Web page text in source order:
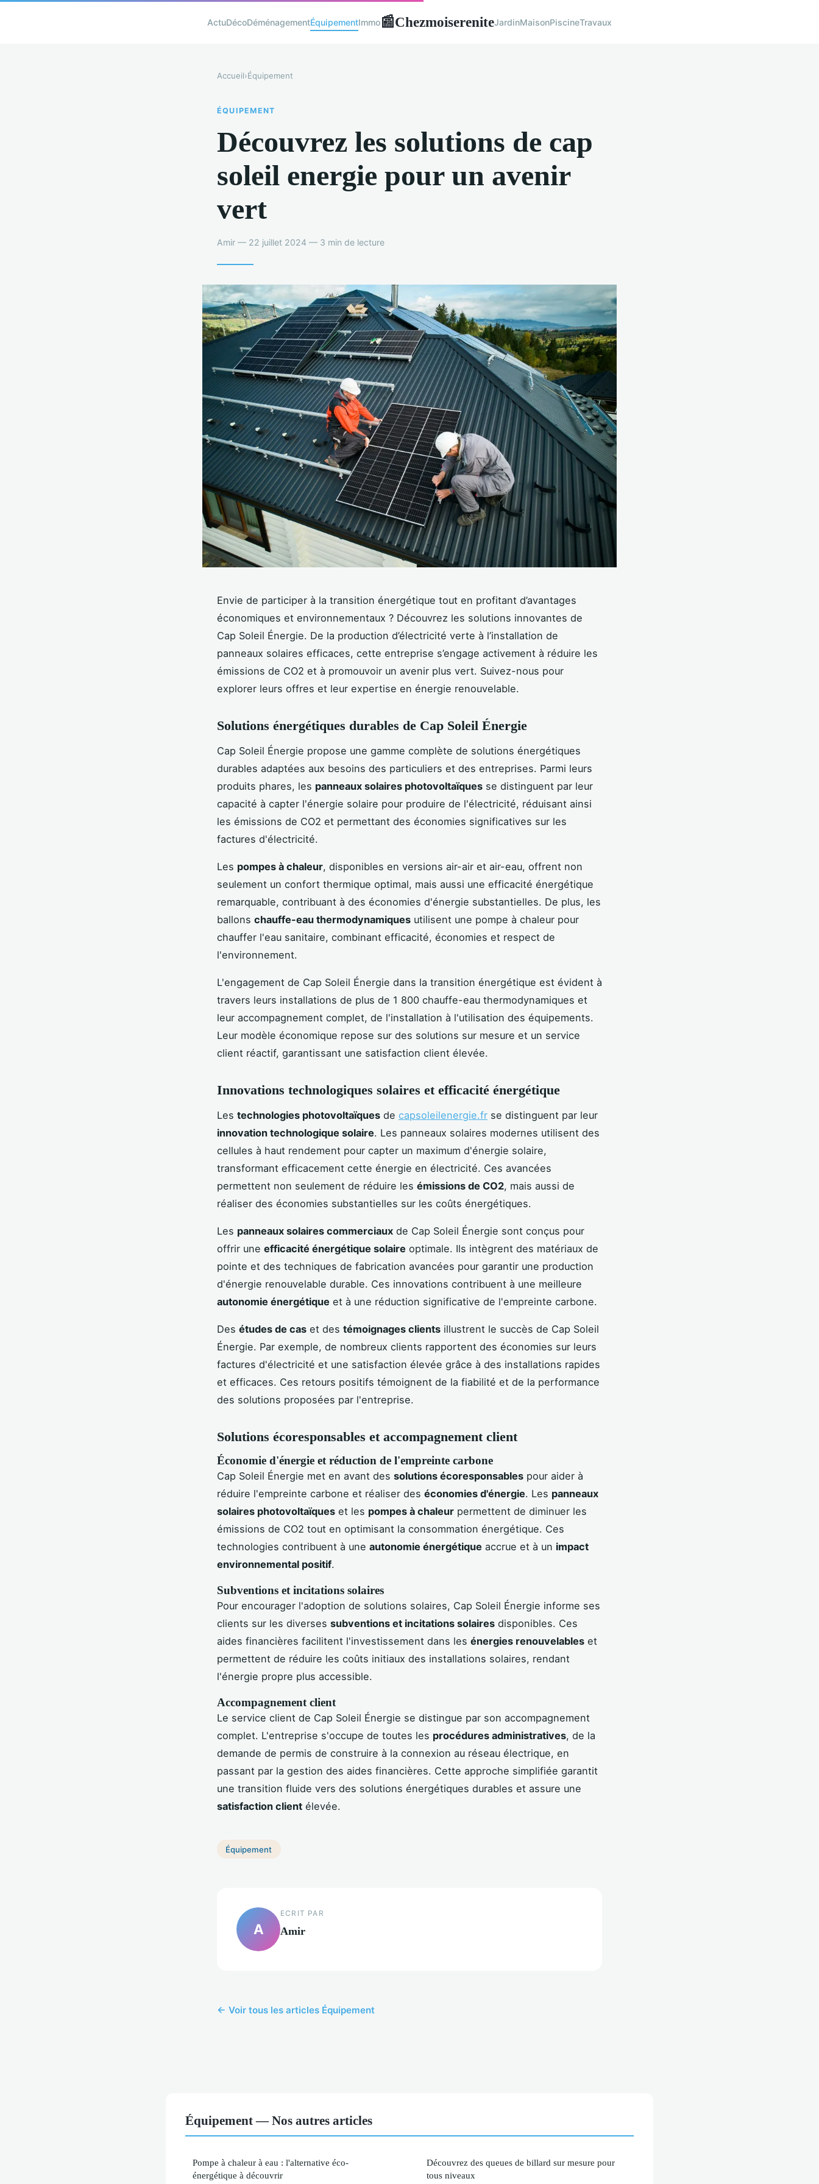
ActuDécoDéménagementÉquipementImmo📰ChezmoisereniteJardinMaisonPiscineTravaux
Accueil›Équipement
ÉQUIPEMENT
Découvrez les solutions de cap
soleil energie pour un avenir
vert
Amir — 22 juillet 2024 — 3 min de lecture
Envie de participer à la transition énergétique tout en profitant d’avantages
économiques et environnementaux ? Découvrez les solutions innovantes de
Cap Soleil Énergie. De la production d’électricité verte à l’installation de
panneaux solaires efficaces, cette entreprise s’engage activement à réduire les
émissions de CO2 et à promouvoir un avenir plus vert. Suivez-nous pour
explorer leurs offres et leur expertise en énergie renouvelable.
Solutions énergétiques durables de Cap Soleil Énergie
Cap Soleil Énergie propose une gamme complète de solutions énergétiques
durables adaptées aux besoins des particuliers et des entreprises. Parmi leurs
produits phares, les panneaux solaires photovoltaïques se distinguent par leur
capacité à capter l'énergie solaire pour produire de l'électricité, réduisant ainsi
les émissions de CO2 et permettant des économies significatives sur les
factures d'électricité.
Les pompes à chaleur, disponibles en versions air-air et air-eau, offrent non
seulement un confort thermique optimal, mais aussi une efficacité énergétique
remarquable, contribuant à des économies d'énergie substantielles. De plus, les
ballons chauffe-eau thermodynamiques utilisent une pompe à chaleur pour
chauffer l'eau sanitaire, combinant efficacité, économies et respect de
l'environnement.
L'engagement de Cap Soleil Énergie dans la transition énergétique est évident à
travers leurs installations de plus de 1 800 chauffe-eau thermodynamiques et
leur accompagnement complet, de l'installation à l'utilisation des équipements.
Leur modèle économique repose sur des solutions sur mesure et un service
client réactif, garantissant une satisfaction client élevée.
Innovations technologiques solaires et efficacité énergétique
Les technologies photovoltaïques de capsoleilenergie.fr se distinguent par leur
innovation technologique solaire. Les panneaux solaires modernes utilisent des
cellules à haut rendement pour capter un maximum d'énergie solaire,
transformant efficacement cette énergie en électricité. Ces avancées
permettent non seulement de réduire les émissions de CO2, mais aussi de
réaliser des économies substantielles sur les coûts énergétiques.
Les panneaux solaires commerciaux de Cap Soleil Énergie sont conçus pour
offrir une efficacité énergétique solaire optimale. Ils intègrent des matériaux de
pointe et des techniques de fabrication avancées pour garantir une production
d'énergie renouvelable durable. Ces innovations contribuent à une meilleure
autonomie énergétique et à une réduction significative de l'empreinte carbone.
Des études de cas et des témoignages clients illustrent le succès de Cap Soleil
Énergie. Par exemple, de nombreux clients rapportent des économies sur leurs
factures d'électricité et une satisfaction élevée grâce à des installations rapides
et efficaces. Ces retours positifs témoignent de la fiabilité et de la performance
des solutions proposées par l'entreprise.
Solutions écoresponsables et accompagnement client
Économie d'énergie et réduction de l'empreinte carbone
Cap Soleil Énergie met en avant des solutions écoresponsables pour aider à
réduire l'empreinte carbone et réaliser des économies d'énergie. Les panneaux
solaires photovoltaïques et les pompes à chaleur permettent de diminuer les
émissions de CO2 tout en optimisant la consommation énergétique. Ces
technologies contribuent à une autonomie énergétique accrue et à un impact
environnemental positif.
Subventions et incitations solaires
Pour encourager l'adoption de solutions solaires, Cap Soleil Énergie informe ses
clients sur les diverses subventions et incitations solaires disponibles. Ces
aides financières facilitent l'investissement dans les énergies renouvelables et
permettent de réduire les coûts initiaux des installations solaires, rendant
l'énergie propre plus accessible.
Accompagnement client
Le service client de Cap Soleil Énergie se distingue par son accompagnement
complet. L'entreprise s'occupe de toutes les procédures administratives, de la
demande de permis de construire à la connexion au réseau électrique, en
passant par la gestion des aides financières. Cette approche simplifiée garantit
une transition fluide vers des solutions énergétiques durables et assure une
satisfaction client élevée.
Équipement
A
ECRIT PAR
Amir
← Voir tous les articles Équipement
Équipement — Nos autres articles
Pompe à chaleur à eau : l'alternative éco-
énergétique à découvrir
Découvrez des queues de billard sur mesure pour
tous niveaux